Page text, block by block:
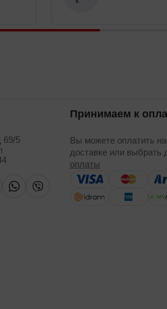
69/5
Принимаем к
Вы можете оплатить
доставке или выбрать
оплаты